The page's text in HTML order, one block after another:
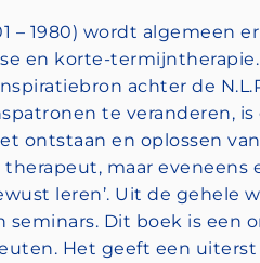
– 1980) wordt
en korte-
achter de
te veranderen,
ontstaan en oplossen
maar eveneens
leren’. Uit de
seminars. Dit boek is een
Het geeft een